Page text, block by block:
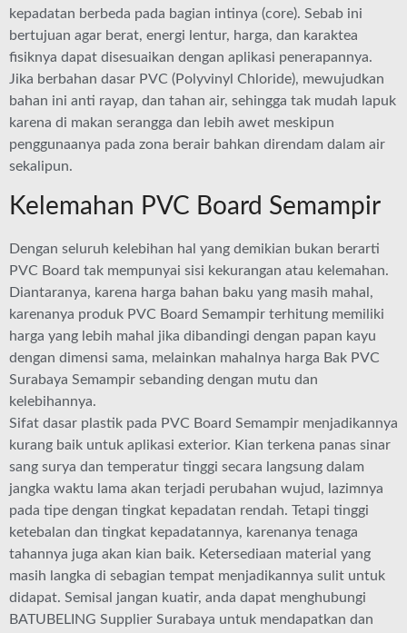
kepadatan berbeda pada bagian intinya (core). Sebab ini
bertujuan agar berat, energi lentur, harga, dan karaktea
fisiknya dapat disesuaikan dengan aplikasi penerapannya.
Jika berbahan dasar PVC (Polyvinyl Chloride), mewujudkan
bahan ini anti rayap, dan tahan air, sehingga tak mudah lapuk
karena di makan serangga dan lebih awet meskipun
penggunaanya pada zona berair bahkan direndam dalam air
sekalipun.
Kelemahan PVC Board Semampir
Dengan seluruh kelebihan hal yang demikian bukan berarti
PVC Board tak mempunyai sisi kekurangan atau kelemahan.
Diantaranya, karena harga bahan baku yang masih mahal,
karenanya produk PVC Board Semampir terhitung memiliki
harga yang lebih mahal jika dibandingi dengan papan kayu
dengan dimensi sama, melainkan mahalnya harga Bak PVC
Surabaya Semampir sebanding dengan mutu dan
kelebihannya.
Sifat dasar plastik pada PVC Board Semampir menjadikannya
kurang baik untuk aplikasi exterior. Kian terkena panas sinar
sang surya dan temperatur tinggi secara langsung dalam
jangka waktu lama akan terjadi perubahan wujud, lazimnya
pada tipe dengan tingkat kepadatan rendah. Tetapi tinggi
ketebalan dan tingkat kepadatannya, karenanya tenaga
tahannya juga akan kian baik. Ketersediaan material yang
masih langka di sebagian tempat menjadikannya sulit untuk
didapat. Semisal jangan kuatir, anda dapat menghubungi
BATUBELING Supplier Surabaya untuk mendapatkan dan